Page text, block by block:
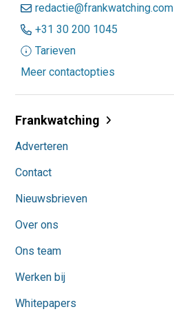
redactie@frankwatching.com
+31 30 200 1045
Tarieven
Meer contactopties
Frankwatching
Adverteren
Contact
Nieuwsbrieven
Over ons
Ons team
Werken bij
Whitepapers